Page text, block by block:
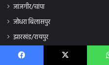
दंतेवाडा
दिल्ली-रायपुर
दीपिका/कोरबा
दुर्ग